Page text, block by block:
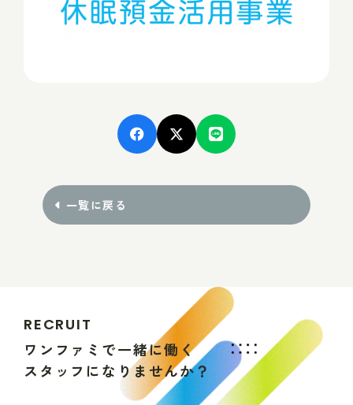
一覧に戻る
RECRUIT
ワ ン フ ァ ミ で一緒に働 く
ス タ ッ フ にな りま せんか？